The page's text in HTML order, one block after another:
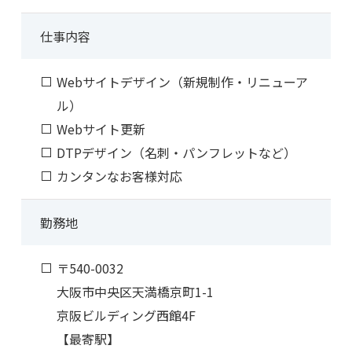
仕事内容
Webサイトデザイン（新規制作・リニューア
ル）
Webサイト更新
DTPデザイン（名刺・パンフレットなど）
カンタンなお客様対応
勤務地
〒540-0032
大阪市中央区天満橋京町1-1
京阪ビルディング西館4F
【最寄駅】